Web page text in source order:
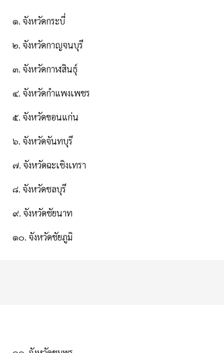
๑. จังหวัดกระบี่
๒. จังหวัดกาญจนบุรี
๓. จังหวัดกาฬสินธุ์
๔. จังหวัดกําแพงเพชร
๕. จังหวัดขอนแก่น
๖. จังหวัดจันทบุรี
๗. จังหวัดฉะเชิงเทรา
๘. จังหวัดชลบุรี
๙. จังหวัดชัยนาท
๑๐. จังหวัดชัยภูมิ